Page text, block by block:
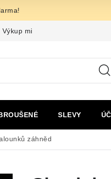
Výkup minerálů a drahých
SLEVY
záhněd